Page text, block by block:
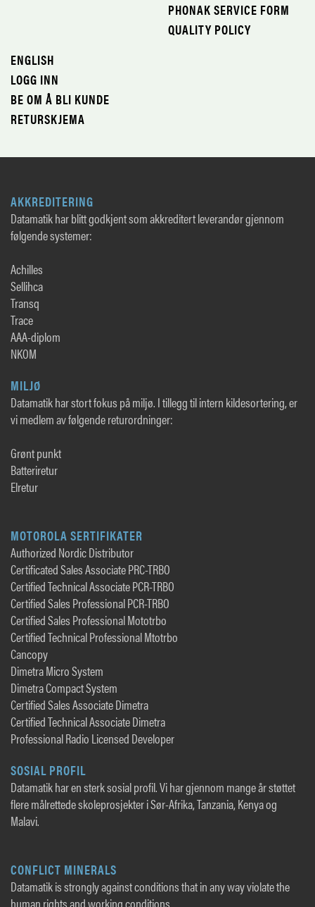
PHONAK SERVICE FORM
QUALITY POLICY
ENGLISH
LOGG INN
BE OM Å BLI KUNDE
RETURSKJEMA
AKKREDITERING
Datamatik har blitt godkjent som akkreditert leverandør gjennom
følgende systemer:
Achilles
Sellihca
Transq
Trace
AAA-diplom
NKOM
MILJØ
Datamatik har stort fokus på miljø. I tillegg til intern kildesortering, er
vi medlem av følgende returordninger:
Grønt punkt
Batteriretur
Elretur
MOTOROLA SERTIFIKATER
Authorized Nordic Distributor
Certificated Sales Associate PRC-TRBO
Certified Technical Associate PCR-TRBO
Certified Sales Professional PCR-TRBO
Certified Sales Professional Mototrbo
Certified Technical Professional Mtotrbo
Cancopy
Dimetra Micro System
Dimetra Compact System
Certified Sales Associate Dimetra
Certified Technical Associate Dimetra
Professional Radio Licensed Developer
SOSIAL PROFIL
Datamatik har en sterk sosial profil. Vi har gjennom mange år støttet
flere målrettede skoleprosjekter i Sør-Afrika, Tanzania, Kenya og
Malavi.
CONFLICT MINERALS
Datamatik is strongly against conditions that in any way violate the
human rights and working conditions.